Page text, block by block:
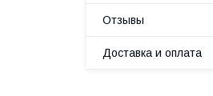
Отзывы
Доставка и оплата